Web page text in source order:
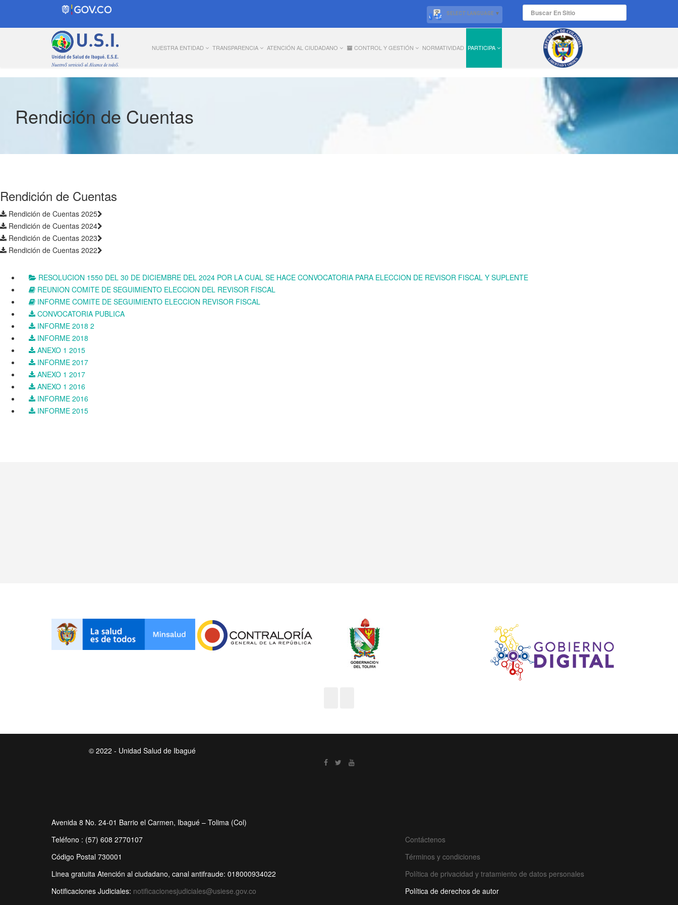
SELECT LANGUAGE ▼
NUESTRA ENTIDAD TRANSPARENCIA ATENCIÓN AL CIUDADANO CONTROL Y GESTIÓN NORMATIVIDAD PARTICIPA
Rendición de Cuentas
Rendición de Cuentas
Rendición de Cuentas 2025
Rendición de Cuentas 2024
Rendición de Cuentas 2023
Rendición de Cuentas 2022
RESOLUCION 1550 DEL 30 DE DICIEMBRE DEL 2024 POR LA CUAL SE HACE CONVOCATORIA PARA ELECCION DE REVISOR FISCAL Y SUPLENTE
REUNION COMITE DE SEGUIMIENTO ELECCION DEL REVISOR FISCAL
INFORME COMITE DE SEGUIMIENTO ELECCION REVISOR FISCAL
CONVOCATORIA PUBLICA
INFORME 2018 2
INFORME 2018
ANEXO 1 2015
INFORME 2017
ANEXO 1 2017
ANEXO 1 2016
INFORME 2016
INFORME 2015
© 2022 - Unidad Salud de Ibagué
Avenida 8 No. 24-01 Barrio el Carmen, Ibagué – Tolima (Col)
Teléfono : (57) 608 2770107
Código Postal 730001
Linea gratuita Atención al ciudadano, canal antifraude: 018000934022
Notificaciones Judiciales: notificacionesjudiciales@usiese.gov.co
Contáctenos
Términos y condiciones
Política de privacidad y tratamiento de datos personales
Política de derechos de autor